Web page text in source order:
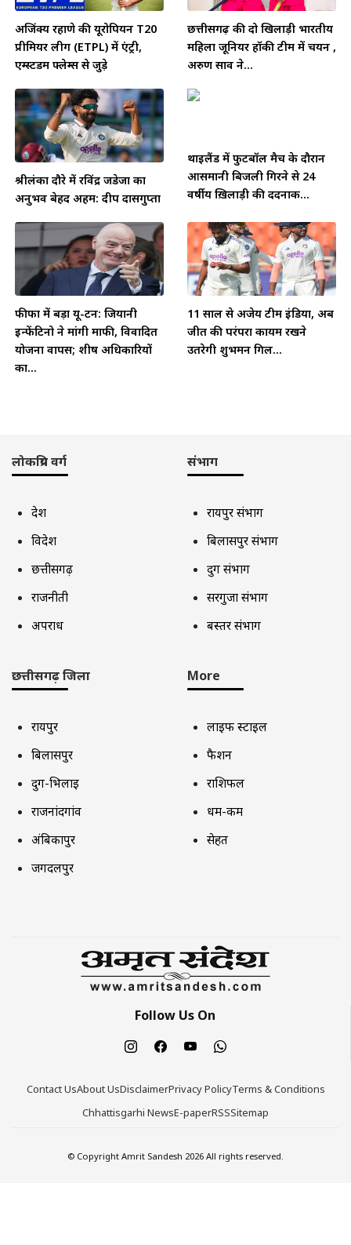
अजिंक्य रहाणे की यूरोपियन T20
प्रीमियर लीग (ETPL) में एंट्री,
एम्स्टर्डम फ्लेम्स से जुड़े
छत्तीसगढ़ की दो खिलाड़ी भारतीय
महिला जूनियर हॉकी टीम में चयन ,
अरुण साव ने...
श्रीलंका दौरे में रविंद्र जडेजा का
अनुभव बेहद अहम: दीप दासगुप्ता
थाईलैंड में फुटबॉल मैच के दौरान
आसमानी बिजली गिरने से 24
वर्षीय ख़िलाड़ी की दर्दनाक...
फीफा में बड़ा यू-टर्न: जियानी
इन्फेंटिनो ने मांगी माफी, विवादित
योजना वापस; शीर्ष अधिकारियों
का...
11 साल से अजेय टीम इंडिया, अब
जीत की परंपरा कायम रखने
उतरेगी शुभमन गिल...
लोकप्रिय वर्ग
देश
विदेश
छत्तीसगढ़
राजनीती
अपराध
संभाग
रायपुर संभाग
बिलासपुर संभाग
दुर्ग संभाग
सरगुजा संभाग
बस्तर संभाग
छत्तीसगढ़ जिला
रायपुर
बिलासपुर
दुर्ग-भिलाई
राजनांदगांव
अंबिकापुर
जगदलपुर
More
लाइफ स्टाइल
फैशन
राशिफल
धर्म-कर्म
सेहत
Follow Us On
Contact UsAbout UsDisclaimerPrivacy PolicyTerms & Conditions
Chhattisgarhi NewsE-paperRSSSitemap
© Copyright Amrit Sandesh 2026 All rights reserved.